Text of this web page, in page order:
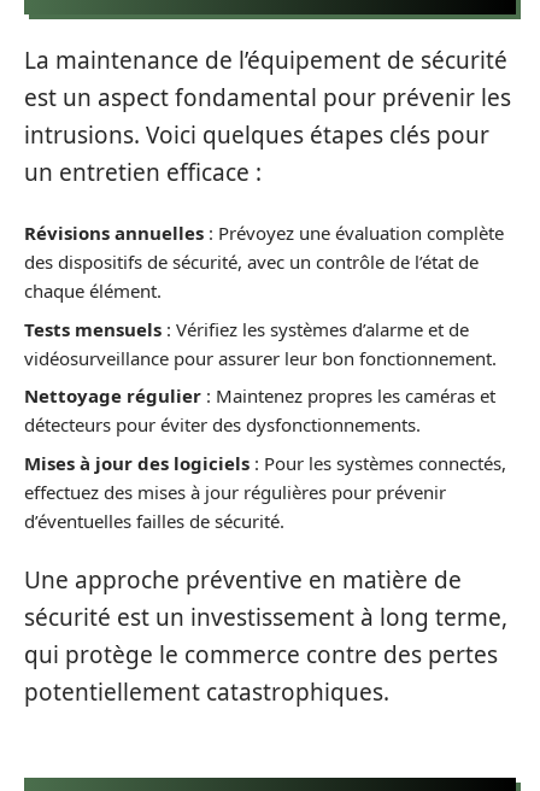
La maintenance de l’équipement de sécurité
est un aspect fondamental pour prévenir les
intrusions. Voici quelques étapes clés pour
un entretien efficace :
Révisions annuelles : Prévoyez une évaluation complète
des dispositifs de sécurité, avec un contrôle de l’état de
chaque élément.
Tests mensuels : Vérifiez les systèmes d’alarme et de
vidéosurveillance pour assurer leur bon fonctionnement.
Nettoyage régulier : Maintenez propres les caméras et
détecteurs pour éviter des dysfonctionnements.
Mises à jour des logiciels : Pour les systèmes connectés,
effectuez des mises à jour régulières pour prévenir
d’éventuelles failles de sécurité.
Une approche préventive en matière de
sécurité est un investissement à long terme,
qui protège le commerce contre des pertes
potentiellement catastrophiques.